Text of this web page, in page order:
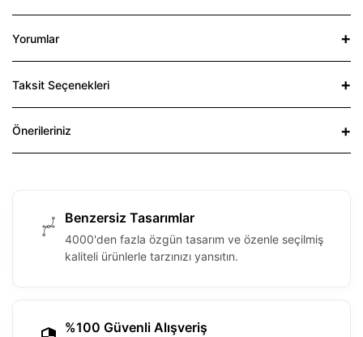
Yorumlar
Taksit Seçenekleri
Önerileriniz
Benzersiz Tasarımlar
4000'den fazla özgün tasarım ve özenle seçilmiş
kaliteli ürünlerle tarzınızı yansıtın.
%100 Güvenli Alışveriş